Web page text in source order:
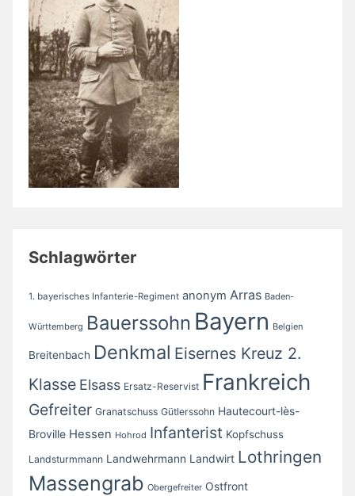
Schlagwörter
1. bayerisches Infanterie-Regiment anonym Arras Baden-
Württemberg Bauerssohn Bayern Belgien
Breitenbach Denkmal Eisernes Kreuz 2.
Klasse Elsass Ersatz-Reservist Frankreich
Gefreiter Granatschuss Gütlerssohn Hautecourt-lès-
Broville Hessen Hohrod Infanterist Kopfschuss
Landsturmmann Landwehrmann Landwirt Lothringen
Massengrab Obergefreiter Ostfront